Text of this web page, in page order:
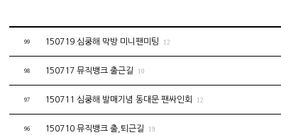
99 150719 심쿵해 막방 미니팬미팅 12
98 150717 뮤직뱅크 출근길 10
97 150711 심쿵해 발매기념 동대문 팬싸인회 12
96 150710 뮤직뱅크 출,퇴근길 19